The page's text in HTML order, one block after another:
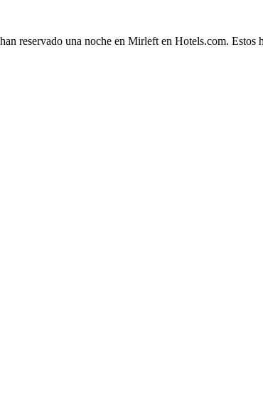
reservado una noche en Mirleft en Hotels.com. Estos